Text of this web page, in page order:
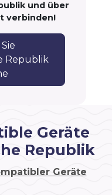
und über
verbinden!
Republik
Geräte
Republik
Geräte